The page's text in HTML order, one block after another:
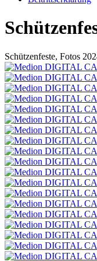
Schützenfeste, Fotos